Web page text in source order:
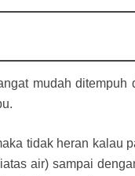
mudah ditempuh
tidak heran kalau
air) sampai